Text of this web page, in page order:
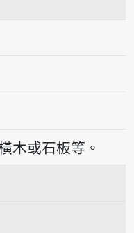
hōo-tīng
木或石板等。